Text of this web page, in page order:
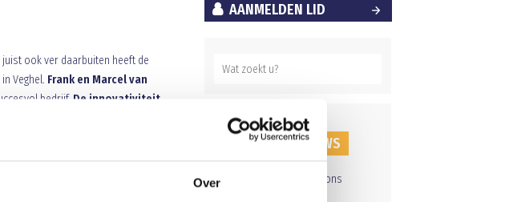
Over
juist ook ver daarbuiten heeft de
Veghel. Frank en Marcel van
bedrijf. De innovativiteit
dan ook met tevredenheid,
van praktische oplossingen-
functioneel worden toegepast.
AANMELDEN LID
RECENT NIEUWS
Groot onderhoud op ons